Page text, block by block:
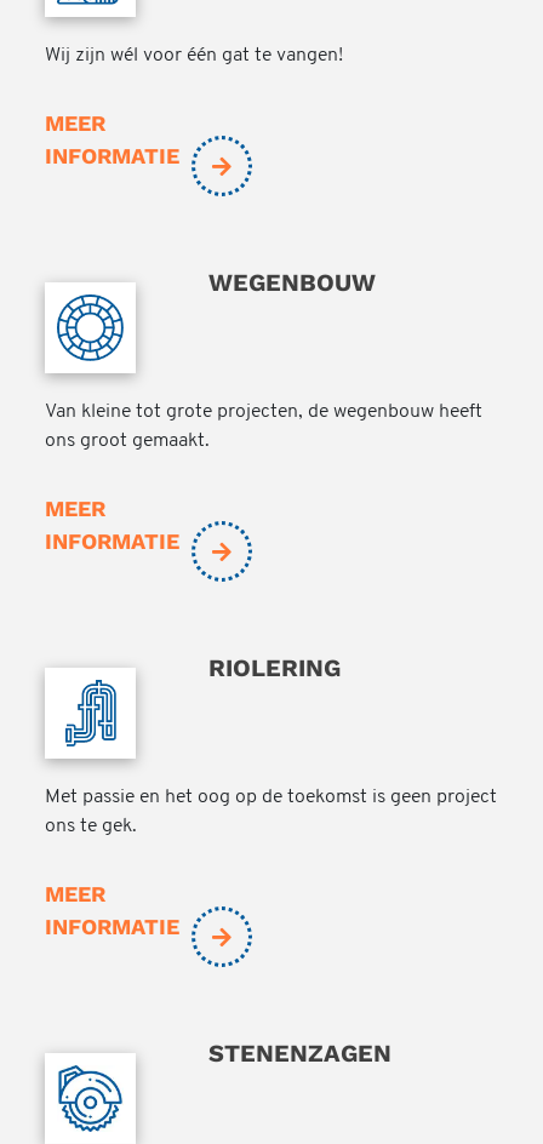
Wij zijn wél voor één gat te vangen!
MEER
INFORMATIE
WEGENBOUW
Van kleine tot grote projecten, de wegenbouw heeft
ons groot gemaakt.
MEER
INFORMATIE
RIOLERING
Met passie en het oog op de toekomst is geen project
ons te gek.
MEER
INFORMATIE
STENENZAGEN